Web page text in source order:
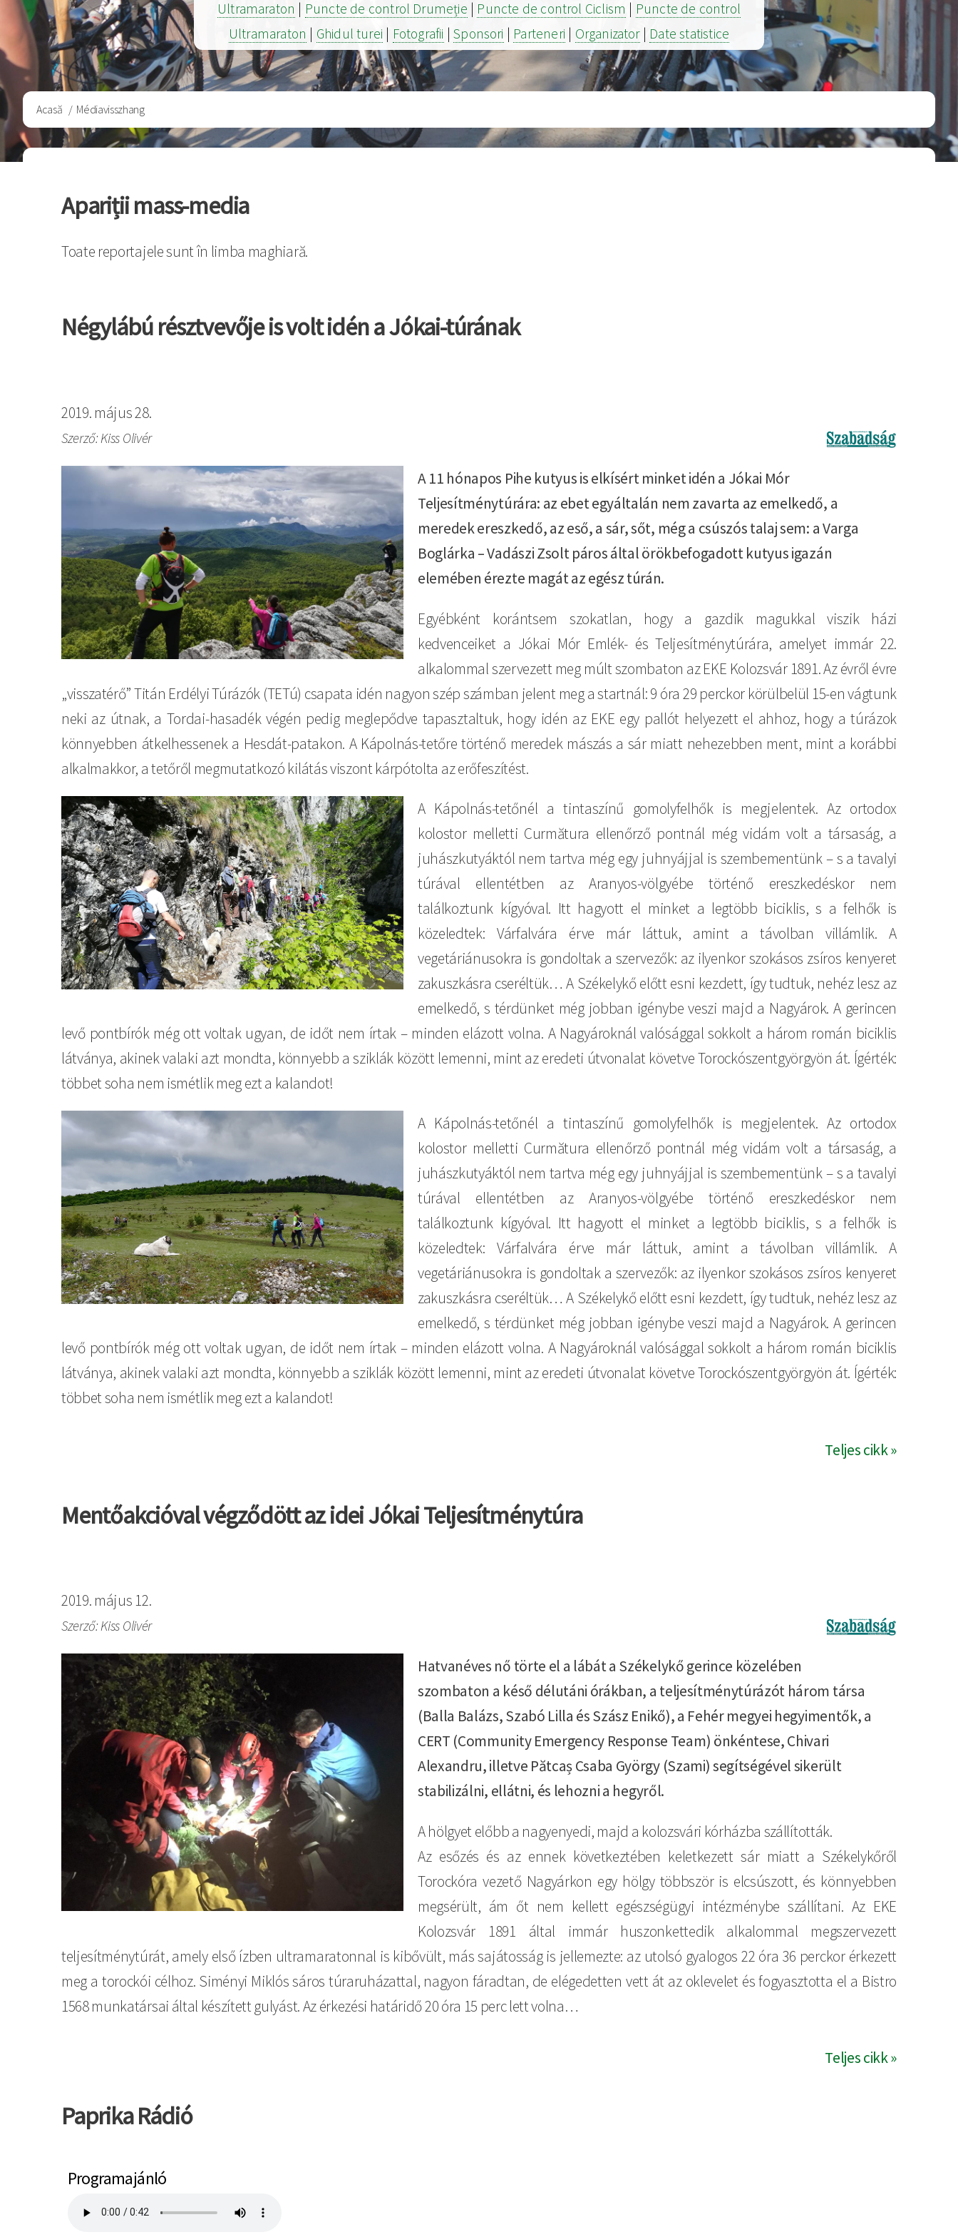
Ultramaraton | Puncte de control Drumeție | Puncte de control Ciclism | Puncte de control
Ultramaraton | Ghidul turei | Fotografii |Sponsori | Parteneri | Organizator| Date statistice
Breadcrumb
Acasă Médiavisszhang
Apariții mass-media
Toate reportajele sunt în limba maghiară.
Négylábú résztvevője is volt idén a Jókai-túrának
2019. május 28.
Szerző: Kiss Olivér
A 11 hónapos Pihe kutyus is elkísért minket idén a Jókai Mór
Teljesítménytúrára: az ebet egyáltalán nem zavarta az emelkedő, a
meredek ereszkedő, az eső, a sár, sőt, még a csúszós talaj sem: a Varga
Boglárka – Vadászi Zsolt páros által örökbefogadott kutyus igazán
elemében érezte magát az egész túrán.
Egyébként korántsem szokatlan, hogy a gazdik magukkal viszik házi
kedvenceiket a Jókai Mór Emlék- és Teljesítménytúrára, amelyet immár 22.
alkalommal szervezett meg múlt szombaton az EKE Kolozsvár 1891. Az évről évre
„visszatérő” Titán Erdélyi Túrázók (TETú) csapata idén nagyon szép számban jelent meg a startnál: 9 óra 29 perckor körülbelül 15-en vágtunk
neki az útnak, a Tordai-hasadék végén pedig meglepődve tapasztaltuk, hogy idén az EKE egy pallót helyezett el ahhoz, hogy a túrázok
könnyebben átkelhessenek a Hesdát-patakon. A Kápolnás-tetőre történő meredek mászás a sár miatt nehezebben ment, mint a korábbi
alkalmakkor, a tetőről megmutatkozó kilátás viszont kárpótolta az erőfeszítést.
A Kápolnás-tetőnél a tintaszínű gomolyfelhők is megjelentek. Az ortodox
kolostor melletti Curmătura ellenőrző pontnál még vidám volt a társaság, a
juhászkutyáktól nem tartva még egy juhnyájjal is szembementünk – s a tavalyi
túrával ellentétben az Aranyos-völgyébe történő ereszkedéskor nem
találkoztunk kígyóval. Itt hagyott el minket a legtöbb biciklis, s a felhők is
közeledtek: Várfalvára érve már láttuk, amint a távolban villámlik. A
vegetáriánusokra is gondoltak a szervezők: az ilyenkor szokásos zsíros kenyeret
zakuszkásra cseréltük… A Székelykő előtt esni kezdett, így tudtuk, nehéz lesz az
emelkedő, s térdünket még jobban igénybe veszi majd a Nagyárok. A gerincen
levő pontbírók még ott voltak ugyan, de időt nem írtak – minden elázott volna. A Nagyároknál valósággal sokkolt a három román biciklis
látványa, akinek valaki azt mondta, könnyebb a sziklák között lemenni, mint az eredeti útvonalat követve Torockószentgyörgyön át. Ígérték:
többet soha nem ismétlik meg ezt a kalandot!
A Kápolnás-tetőnél a tintaszínű gomolyfelhők is megjelentek. Az ortodox
kolostor melletti Curmătura ellenőrző pontnál még vidám volt a társaság, a
juhászkutyáktól nem tartva még egy juhnyájjal is szembementünk – s a tavalyi
túrával ellentétben az Aranyos-völgyébe történő ereszkedéskor nem
találkoztunk kígyóval. Itt hagyott el minket a legtöbb biciklis, s a felhők is
közeledtek: Várfalvára érve már láttuk, amint a távolban villámlik. A
vegetáriánusokra is gondoltak a szervezők: az ilyenkor szokásos zsíros kenyeret
zakuszkásra cseréltük… A Székelykő előtt esni kezdett, így tudtuk, nehéz lesz az
emelkedő, s térdünket még jobban igénybe veszi majd a Nagyárok. A gerincen
levő pontbírók még ott voltak ugyan, de időt nem írtak – minden elázott volna. A Nagyároknál valósággal sokkolt a három román biciklis
látványa, akinek valaki azt mondta, könnyebb a sziklák között lemenni, mint az eredeti útvonalat követve Torockószentgyörgyön át. Ígérték:
többet soha nem ismétlik meg ezt a kalandot!
Teljes cikk »
Mentőakcióval végződött az idei Jókai Teljesítménytúra
2019. május 12.
Szerző: Kiss Olivér
Hatvanéves nő törte el a lábát a Székelykő gerince közelében
szombaton a késő délutáni órákban, a teljesítménytúrázót három társa
(Balla Balázs, Szabó Lilla és Szász Enikő), a Fehér megyei hegyimentők, a
CERT (Community Emergency Response Team) önkéntese, Chivari
Alexandru, illetve Pătcaș Csaba György (Szami) segítségével sikerült
stabilizálni, ellátni, és lehozni a hegyről.
A hölgyet előbb a nagyenyedi, majd a kolozsvári kórházba szállították.
Az esőzés és az ennek következtében keletkezett sár miatt a Székelykőről
Torockóra vezető Nagyárkon egy hölgy többször is elcsúszott, és könnyebben
megsérült, ám őt nem kellett egészségügyi intézménybe szállítani. Az EKE
Kolozsvár 1891 által immár huszonkettedik alkalommal megszervezett
teljesítménytúrát, amely első ízben ultramaratonnal is kibővült, más sajátosság is jellemezte: az utolsó gyalogos 22 óra 36 perckor érkezett
meg a torockói célhoz. Siményi Miklós sáros túraruházattal, nagyon fáradtan, de elégedetten vett át az oklevelet és fogyasztotta el a Bistro
1568 munkatársai által készített gulyást. Az érkezési határidő 20 óra 15 perc lett volna…
Teljes cikk »
Paprika Rádió
Programajánló